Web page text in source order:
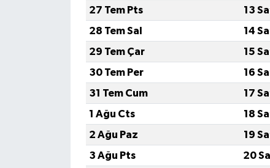
27 Tem Pts
13
28 Tem Sal
14
29 Tem Çar
15
30 Tem Per
16
31 Tem Cum
17
1 Ağu Cts
18
2 Ağu Paz
19
3 Ağu Pts
20